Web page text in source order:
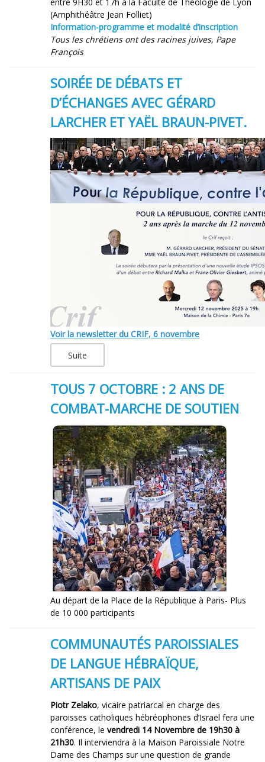
(Amphithéâtre Jean Folliet)
Information-programme et modalité d’inscription
Tous les chrétiens ont des racines juives, Pape
François
SOIRÉE DE DÉBATS ET
D’ÉCHANGES AVEC GÉRARD
LARCHER ET YAËL BRAUN-PIVET.
Voir la newsletter du CRIF, 6 novembre
Suite
TOUS 7 OCTOBRE : 2 ANS DE
COMBAT-MARCHE DE SOUTIEN
Au départ de la Place de la République à Paris- Plus
de 10 000 participants
COMMUNAUTÉS PAROISSIALES
DE LANGUE HÉBRAÏQUE,
ARTISANS DE PAIX
Piotr Zelako, vicaire patriarcal en charge des
paroisses catholiques hébréophones d’Israël fera une
conférence, le vendredi 14 Novembre de 19h30 à
21h30. Il interviendra à la Maison Paroissiale Notre
Dame des Champs sur une question de grande